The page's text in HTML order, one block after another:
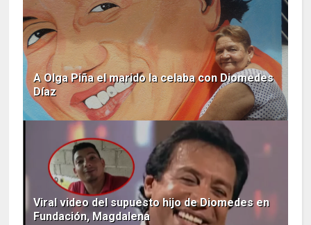
A Olga Piña el marido la celaba con Diomedes
Díaz
Viral video del supuesto hijo de Diomedes en
Fundación, Magdalena